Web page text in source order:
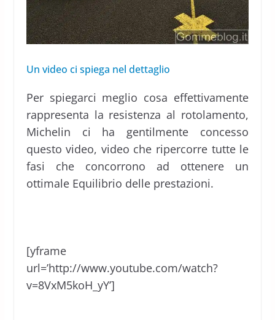
Un video ci spiega nel dettaglio
Per spiegarci meglio cosa effettivamente
rappresenta la resistenza al rotolamento,
Michelin ci ha gentilmente concesso
questo video, video che ripercorre tutte le
fasi che concorrono ad ottenere un
ottimale Equilibrio delle prestazioni.
[yframe
url=’http://www.youtube.com/watch?
v=8VxM5koH_yY’]